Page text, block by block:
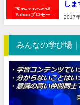
Yahooプロモーシ
しま
2017
みんなの学び場